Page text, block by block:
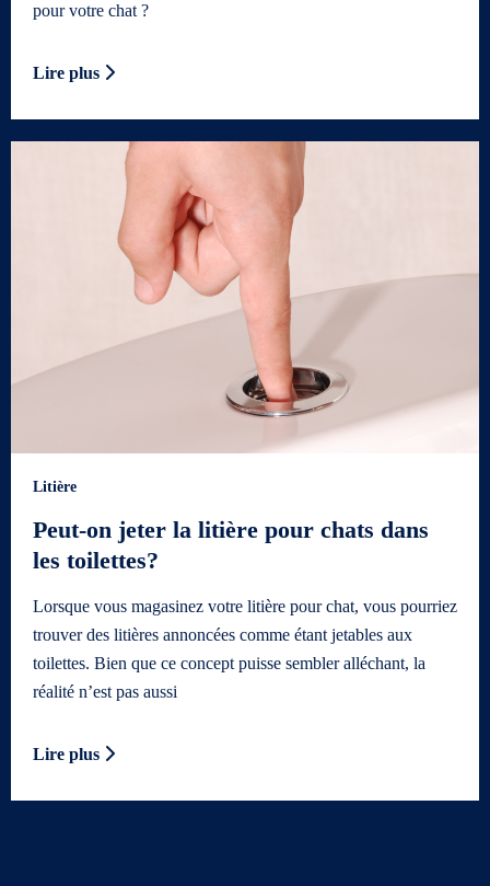
pour votre chat ?
Lire plus
Litière
Peut-on jeter la litière pour chats dans
les toilettes?
Lorsque vous magasinez votre litière pour chat, vous pourriez
trouver des litières annoncées comme étant jetables aux
toilettes. Bien que ce concept puisse sembler alléchant, la
réalité n’est pas aussi
Lire plus